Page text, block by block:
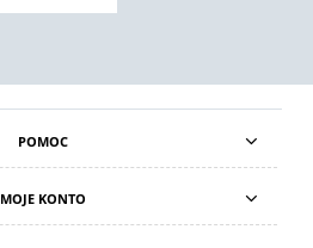
POMOC
MOJE KONTO